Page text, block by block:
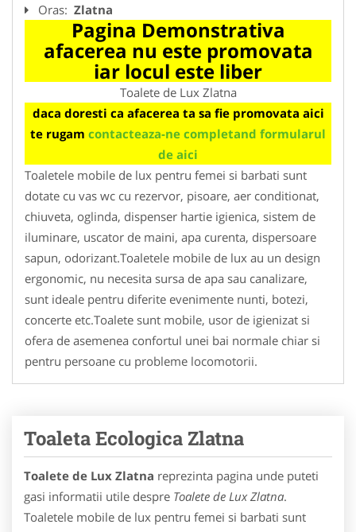
Oras: Zlatna
Pagina Demonstrativa
afacerea nu este promovata
iar locul este liber
Toalete de Lux Zlatna
daca doresti ca afacerea ta sa fie promovata aici
te rugam contacteaza-ne completand formularul
de aici
Toaletele mobile de lux pentru femei si barbati sunt
dotate cu vas wc cu rezervor, pisoare, aer conditionat,
chiuveta, oglinda, dispenser hartie igienica, sistem de
iluminare, uscator de maini, apa curenta, dispersoare
sapun, odorizant.Toaletele mobile de lux au un design
ergonomic, nu necesita sursa de apa sau canalizare,
sunt ideale pentru diferite evenimente nunti, botezi,
concerte etc.Toalete sunt mobile, usor de igienizat si
ofera de asemenea confortul unei bai normale chiar si
pentru persoane cu probleme locomotorii.
Toaleta Ecologica Zlatna
Toalete de Lux Zlatna reprezinta pagina unde puteti
gasi informatii utile despre Toalete de Lux Zlatna.
Toaletele mobile de lux pentru femei si barbati sunt